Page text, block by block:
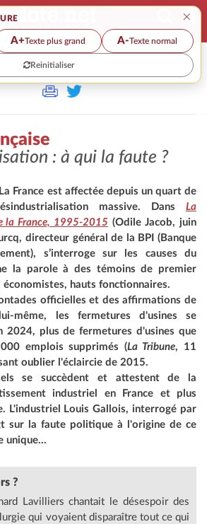
×
A+Texte plus grand A-Texte normal
Reinitialiser
: à qui la faute ?
France est affectée depuis un quart de
massive. Dans La
la France, 1995-2015 (Odile Jacob, juin
directeur général de la BPI (Banque
s’interroge sur les causes du
la parole à des témoins de premier
économistes, hauts fonctionnaires.
officielles et des affirmations de
même, les fermetures d'usines se
2024, plus de fermetures d'usines que
emplois supprimés (La Tribune, 11
oublier l'éclaircie de 2015.
se succèdent et attestent de la
industriel en France et plus
L'industriel Louis Gallois, interrogé par
sur la faute politique à l'origine de ce
unique...
?
Lavilliers chantait le désespoir des
qui voyaient disparaître tout ce qui